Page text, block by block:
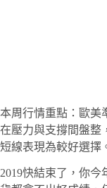
本周行情重點：歐美
在壓力與支撐間盤整
短線表現為較好選擇
2019快結束了，你